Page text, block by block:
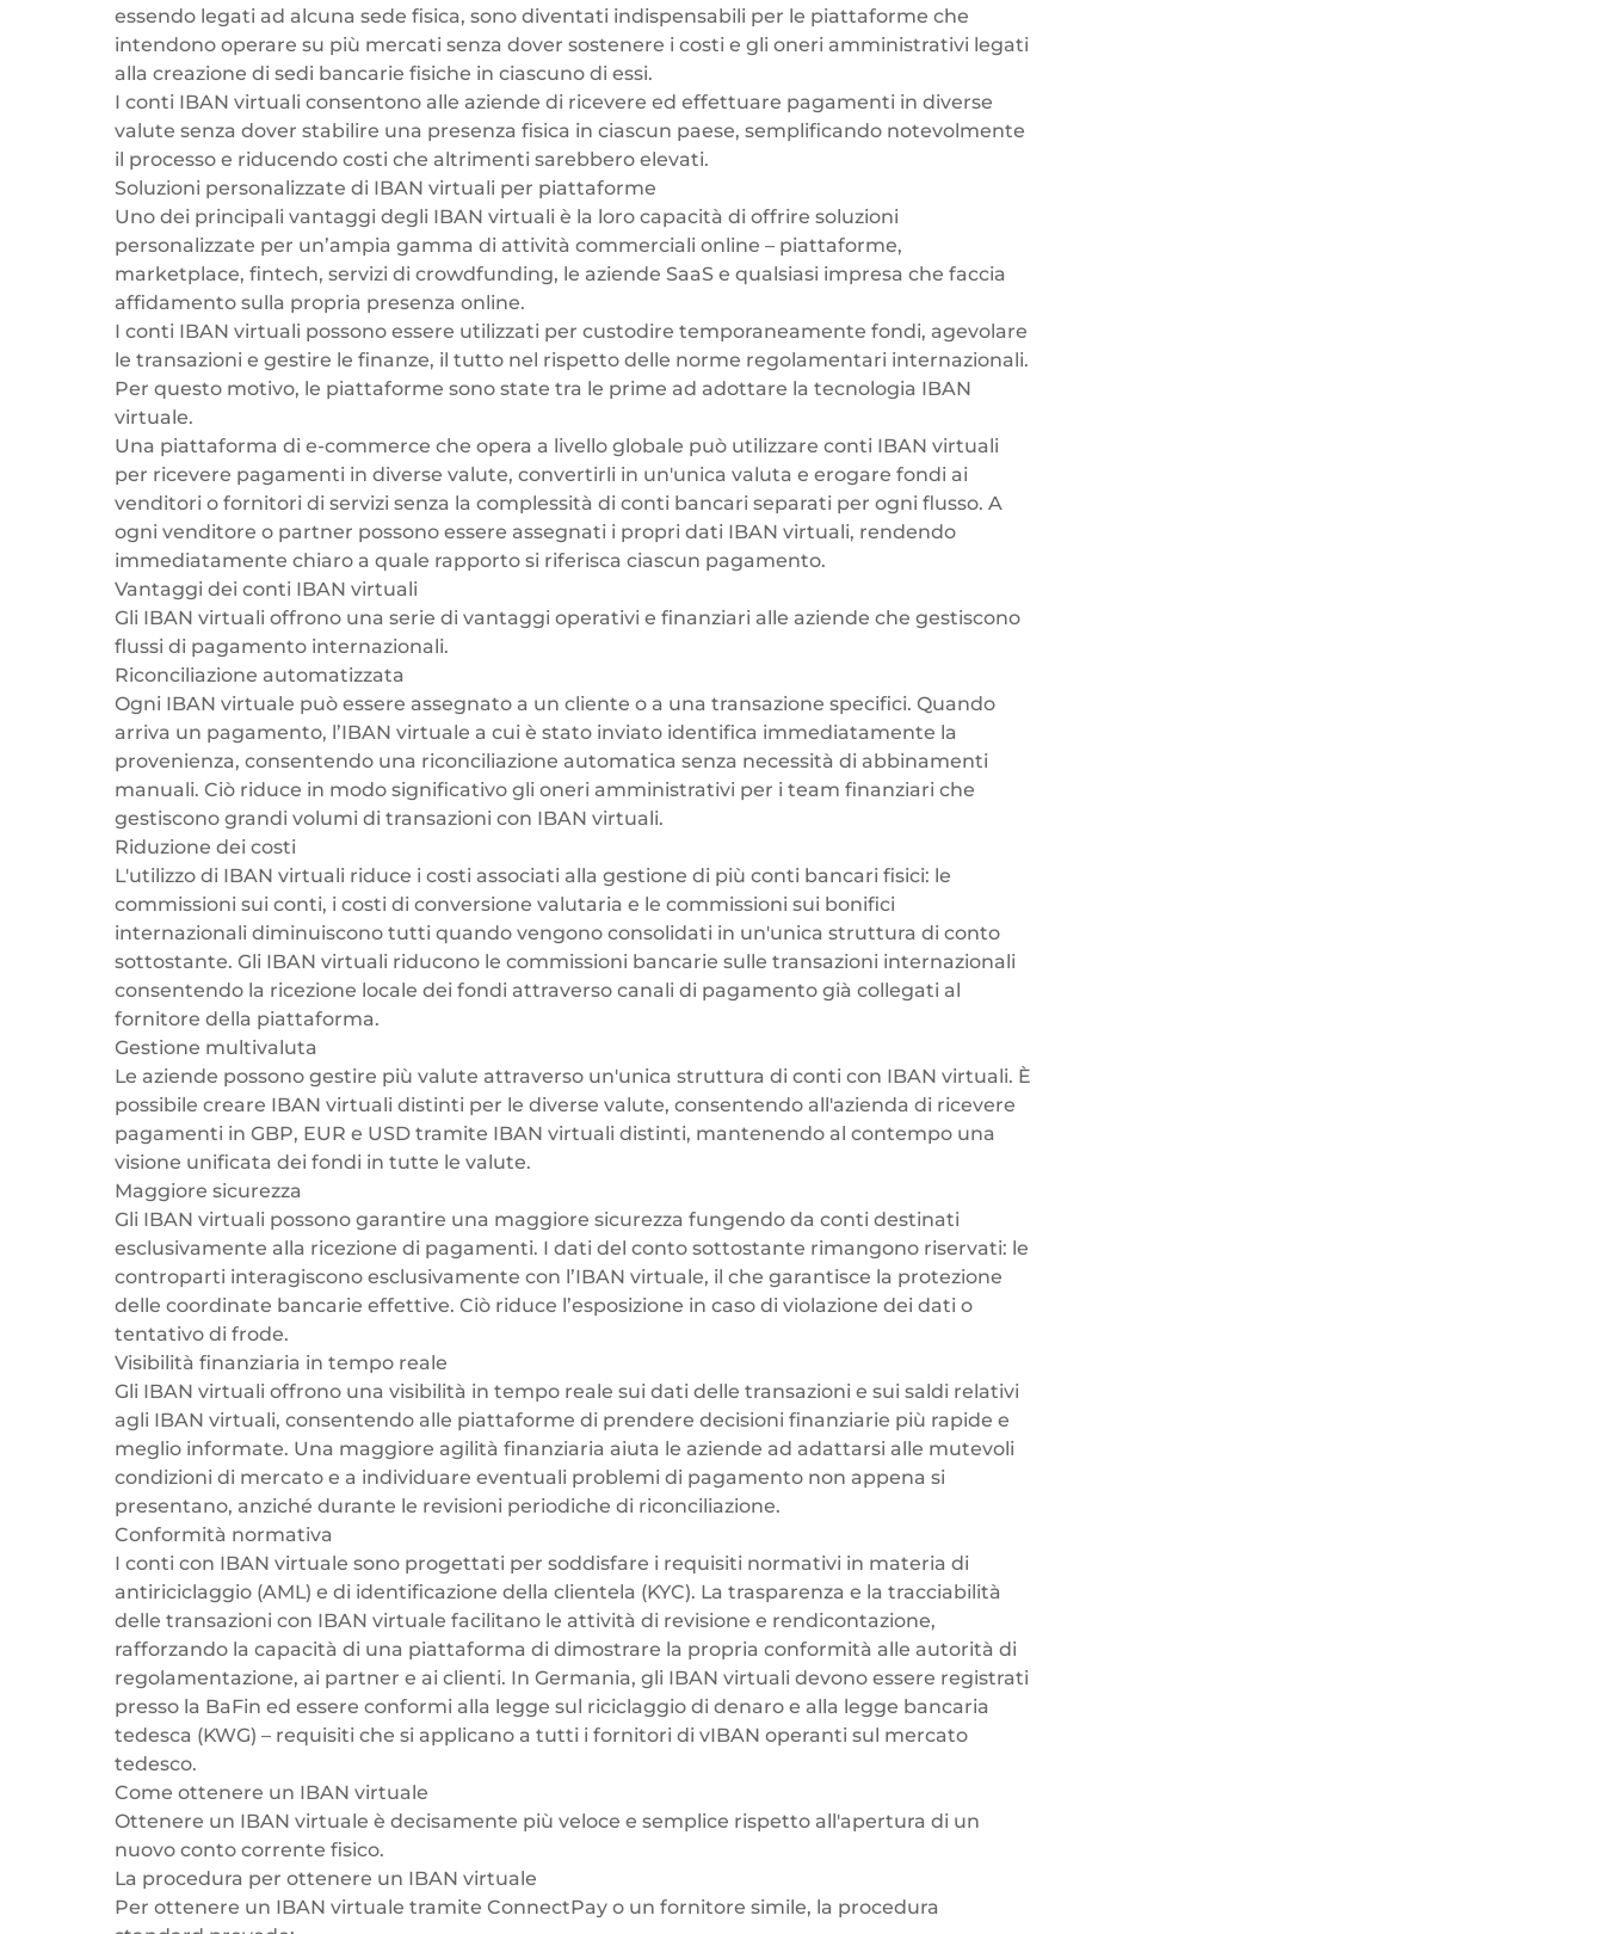
essendo legati ad alcuna sede fisica, sono diventati indispensabili per le piattaforme che
intendono operare su più mercati senza dover sostenere i costi e gli oneri amministrativi legati
alla creazione di sedi bancarie fisiche in ciascuno di essi.
I conti IBAN virtuali consentono alle aziende di ricevere ed effettuare pagamenti in diverse
valute senza dover stabilire una presenza fisica in ciascun paese, semplificando notevolmente
il processo e riducendo costi che altrimenti sarebbero elevati.
Soluzioni personalizzate di IBAN virtuali per piattaforme
Uno dei principali vantaggi degli IBAN virtuali è la loro capacità di offrire soluzioni
personalizzate per un’ampia gamma di attività commerciali online – piattaforme,
marketplace, fintech, servizi di crowdfunding, le aziende SaaS e qualsiasi impresa che faccia
affidamento sulla propria presenza online.
I conti IBAN virtuali possono essere utilizzati per custodire temporaneamente fondi, agevolare
le transazioni e gestire le finanze, il tutto nel rispetto delle norme regolamentari internazionali.
Per questo motivo, le piattaforme sono state tra le prime ad adottare la tecnologia IBAN
virtuale.
Una piattaforma di e-commerce che opera a livello globale può utilizzare conti IBAN virtuali
per ricevere pagamenti in diverse valute, convertirli in un'unica valuta e erogare fondi ai
venditori o fornitori di servizi senza la complessità di conti bancari separati per ogni flusso. A
ogni venditore o partner possono essere assegnati i propri dati IBAN virtuali, rendendo
immediatamente chiaro a quale rapporto si riferisca ciascun pagamento.
Vantaggi dei conti IBAN virtuali
Gli IBAN virtuali offrono una serie di vantaggi operativi e finanziari alle aziende che gestiscono
flussi di pagamento internazionali.
Riconciliazione automatizzata
Ogni IBAN virtuale può essere assegnato a un cliente o a una transazione specifici. Quando
arriva un pagamento, l’IBAN virtuale a cui è stato inviato identifica immediatamente la
provenienza, consentendo una riconciliazione automatica senza necessità di abbinamenti
manuali. Ciò riduce in modo significativo gli oneri amministrativi per i team finanziari che
gestiscono grandi volumi di transazioni con IBAN virtuali.
Riduzione dei costi
L'utilizzo di IBAN virtuali riduce i costi associati alla gestione di più conti bancari fisici: le
commissioni sui conti, i costi di conversione valutaria e le commissioni sui bonifici
internazionali diminuiscono tutti quando vengono consolidati in un'unica struttura di conto
sottostante. Gli IBAN virtuali riducono le commissioni bancarie sulle transazioni internazionali
consentendo la ricezione locale dei fondi attraverso canali di pagamento già collegati al
fornitore della piattaforma.
Gestione multivaluta
Le aziende possono gestire più valute attraverso un'unica struttura di conti con IBAN virtuali. È
possibile creare IBAN virtuali distinti per le diverse valute, consentendo all'azienda di ricevere
pagamenti in GBP, EUR e USD tramite IBAN virtuali distinti, mantenendo al contempo una
visione unificata dei fondi in tutte le valute.
Maggiore sicurezza
Gli IBAN virtuali possono garantire una maggiore sicurezza fungendo da conti destinati
esclusivamente alla ricezione di pagamenti. I dati del conto sottostante rimangono riservati: le
controparti interagiscono esclusivamente con l’IBAN virtuale, il che garantisce la protezione
delle coordinate bancarie effettive. Ciò riduce l’esposizione in caso di violazione dei dati o
tentativo di frode.
Visibilità finanziaria in tempo reale
Gli IBAN virtuali offrono una visibilità in tempo reale sui dati delle transazioni e sui saldi relativi
agli IBAN virtuali, consentendo alle piattaforme di prendere decisioni finanziarie più rapide e
meglio informate. Una maggiore agilità finanziaria aiuta le aziende ad adattarsi alle mutevoli
condizioni di mercato e a individuare eventuali problemi di pagamento non appena si
presentano, anziché durante le revisioni periodiche di riconciliazione.
Conformità normativa
I conti con IBAN virtuale sono progettati per soddisfare i requisiti normativi in materia di
antiriciclaggio (AML) e di identificazione della clientela (KYC). La trasparenza e la tracciabilità
delle transazioni con IBAN virtuale facilitano le attività di revisione e rendicontazione,
rafforzando la capacità di una piattaforma di dimostrare la propria conformità alle autorità di
regolamentazione, ai partner e ai clienti. In Germania, gli IBAN virtuali devono essere registrati
presso la BaFin ed essere conformi alla legge sul riciclaggio di denaro e alla legge bancaria
tedesca (KWG) – requisiti che si applicano a tutti i fornitori di vIBAN operanti sul mercato
tedesco.
Come ottenere un IBAN virtuale
Ottenere un IBAN virtuale è decisamente più veloce e semplice rispetto all'apertura di un
nuovo conto corrente fisico.
La procedura per ottenere un IBAN virtuale
Per ottenere un IBAN virtuale tramite ConnectPay o un fornitore simile, la procedura